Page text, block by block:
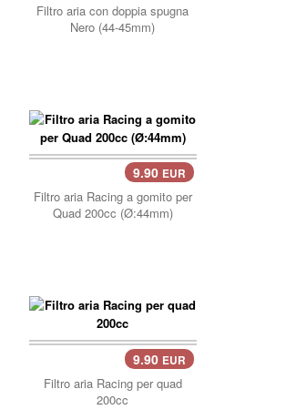
Filtro aria con doppia spugna
Nero (44-45mm)
9.90 EUR
Filtro aria Racing a gomito per
Quad 200cc (Ø:44mm)
9.90 EUR
Filtro aria Racing per quad
200cc